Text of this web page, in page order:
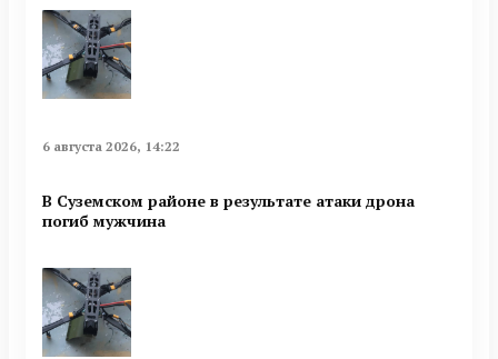
6 августа 2026, 14:22
В Суземском районе в результате атаки дрона
погиб мужчина